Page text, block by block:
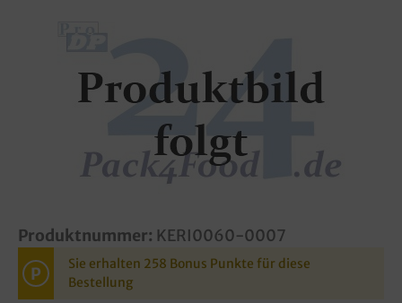
Produktnummer: KERI0060-0007
P
Sie erhalten 258 Bonus Punkte für diese
Bestellung